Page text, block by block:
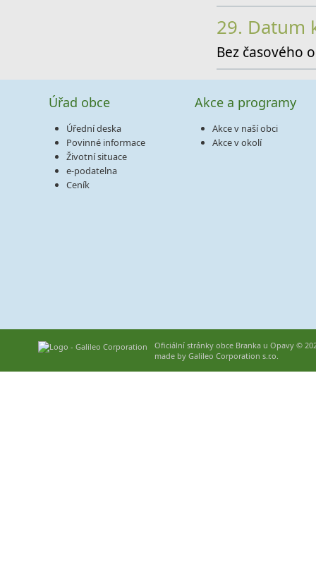
29. Datum
Bez časového
Úřad obce
Úřední deska
Povinné informace
Životní situace
e-podatelna
Ceník
Akce a programy
Akce v naší obci
Akce v okolí
Oficiální stránky obce Branka u Opavy ©
made by Galileo Corporation s.r.o.